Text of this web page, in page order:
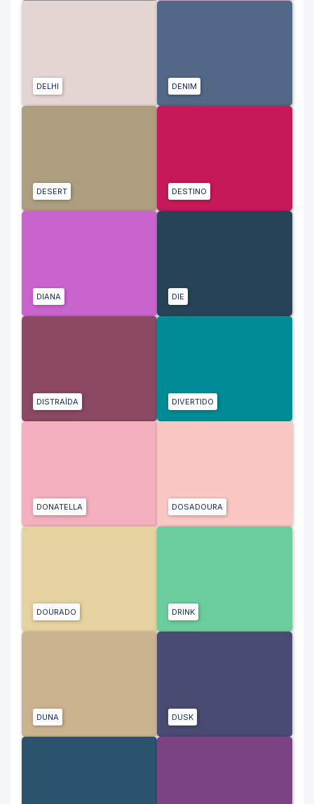
DELHI DENIM
DESERT DESTINO
DIANA DIE
DISTRAÍDA DIVERTIDO
DONATELLA DOSADOURA
DOURADO DRINK
DUNA DUSK